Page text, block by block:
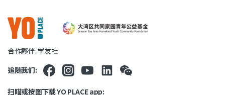
合作夥伴: 学友社
追随我们:
扫瞄或按图下载 YO PLACE app: